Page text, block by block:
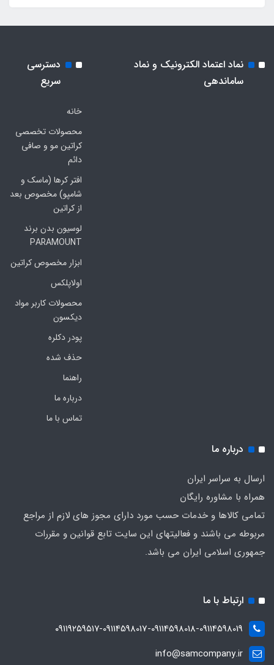
نماد اعتماد الکترونیک و نماد
ساماندهی
دسترسی
سریع
خانه
محصولات تخصصی
کراتین مو و صافی
دائم
افتر کرها (ماسک و
شامپو) مخصوص بعد
از کراتین
لوسیون بدن برند
PARAMOUNT
ابزار مخصوص کراتین
اولاپلکس
محصولات کاربر مواد
دیکسون
پودر دکلره
حذف شده
راهنما
درباره ما
تماس با ما
درباره ما
ارسال به سراسر ایران
همراه با مشاوره رایگان
تمامی کالاها و خدمات حسب مورد دارای مجوز های لازم از مراجع
مربوطه می باشند و فعالیتهای این سایت تابع قوانین و مقررات
جمهوری اسلامی ایران می باشد.
ارتباط با ما
۰۹۱۱۹۲۵۹۵۱۷-09114598017-09114598018-09114598019
info@samcompany.ir